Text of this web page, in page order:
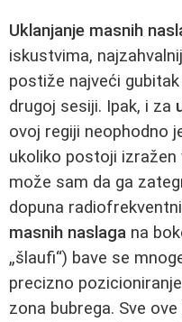
Uklanjanje masnih
iskustvima,
postiže najveći
drugoj sesiji. Ipak, i za
ovoj regiji neophodno
ukoliko postoji izražen
može sam da ga
dopuna
masnih naslaga na
„šlaufi“) bave se
precizno
zona bubrega. Sve